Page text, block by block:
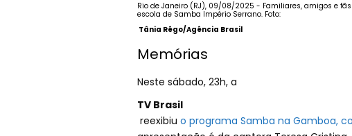
Rio de Janeiro (RJ), 09/08/2025 - Familiares, amigos e
escola de Samba Império Serrano. Foto:
Tânia Rêgo/Agência Brasil
Memórias
Neste sábado, 23h, a
TV Brasil
reexibiu o programa Samba na Gamboa,